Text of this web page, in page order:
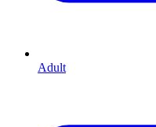
Adult